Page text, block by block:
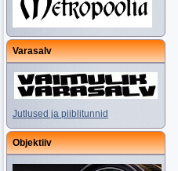
Varasalv
Jutlused ja piiblitunnid
Objektiiv